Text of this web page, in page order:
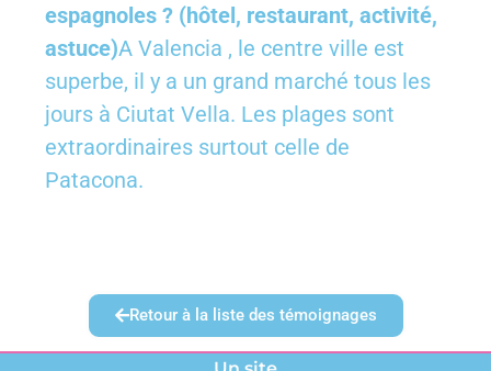
espagnoles ? (hôtel, restaurant, activité,
astuce)A Valencia , le centre ville est
superbe, il y a un grand marché tous les
jours à Ciutat Vella. Les plages sont
extraordinaires surtout celle de
Patacona.
Retour à la liste des témoignages